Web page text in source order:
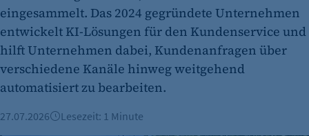
eingesammelt. Das 2024 gegründete Unternehmen
entwickelt KI-Lösungen für den Kundenservice und
hilft Unternehmen dabei, Kundenanfragen über
verschiedene Kanäle hinweg weitgehend
automatisiert zu bearbeiten.
27.07.2026 Lesezeit: 1 Minute